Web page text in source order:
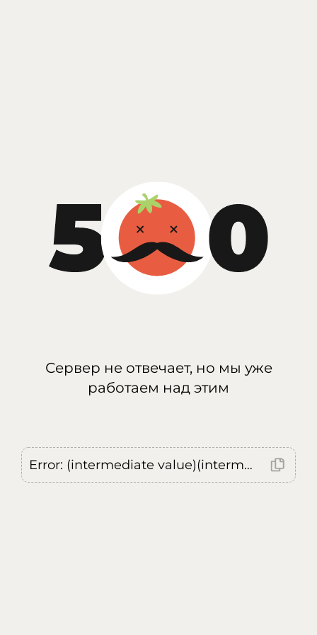
Сервер не отвечает, но мы уже
работаем над этим
Error: (intermediate value)(intermediate value)(intermediate value).replaceAll is not a function